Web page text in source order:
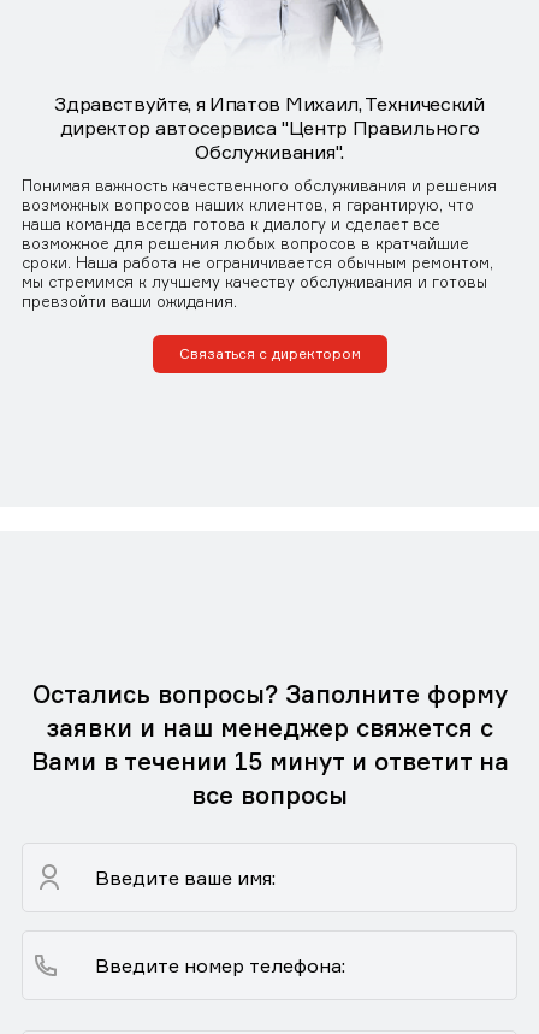
Здравствуйте, я Ипатов Михаил, Технический
директор автосервиса "Центр Правильного
Обслуживания".
Понимая важность качественного обслуживания и решения
возможных вопросов наших клиентов, я гарантирую, что
наша команда всегда готова к диалогу и сделает все
возможное для решения любых вопросов в кратчайшие
сроки. Наша работа не ограничивается обычным ремонтом,
мы стремимся к лучшему качеству обслуживания и готовы
превзойти ваши ожидания.
Связаться с директором
Остались вопросы? Заполните форму
заявки и наш менеджер свяжется с
Вами в течении 15 минут и ответит на
все вопросы